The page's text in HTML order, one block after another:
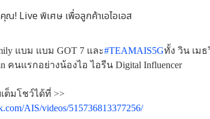
ณ! Live พิเศษ เพื่อลูกค้าเอไอเอส
แบม แบม GOT 7 และ#TEAMAIS5Gทั้ง วิน เม
คนแรกอย่างน้องไอ ไอรีน Digital Influencer
ต็มโชว์ได้ที่ >>
AIS/videos/515736813377256/